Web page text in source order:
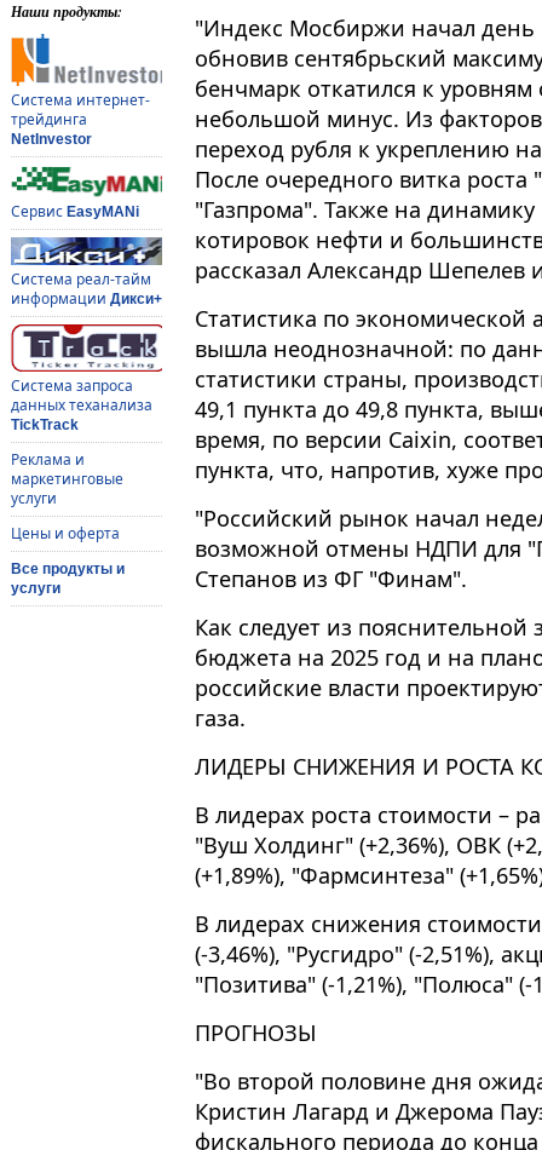
Наши продукты:
Система интернет-
трейдинга
NetInvestor
Сервис EasyMANi
Система реал-тайм
информации Дикси+
Система запроса
данных теханализа
TickTrack
Реклама и
маркетинговые
услуги
Цены и оферта
Все продукты и
услуги
"Индекс Мосбиржи начал
обновив сентябрьский
бенчмарк откатился к
небольшой минус. Из
переход рубля к укреплению
После очередного витка
"Газпрома". Также на
котировок нефти и
рассказал Александр
Статистика по экономической
вышла неоднозначной: по
статистики страны,
49,1 пункта до 49,8 пункта,
время, по версии Caixin,
пункта, что, напротив, хуже
"Российский рынок начал
возможной отмены НДПИ для
Степанов из ФГ "Финам".
Как следует из пояснительной
бюджета на 2025 год и на
российские власти
газа.
ЛИДЕРЫ СНИЖЕНИЯ И РОСТА
В лидерах роста стоимости –
"Вуш Холдинг" (+2,36%), ОВК
(+1,89%), "Фармсинтеза"
В лидерах снижения
(-3,46%), "Русгидро" (-2,51%),
"Позитива" (-1,21%), "Полюса" (-
ПРОГНОЗЫ
"Во второй половине дня
Кристин Лагард и Джерома
фискального периода до